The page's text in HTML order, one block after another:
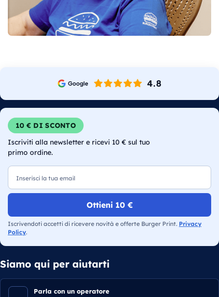
10 € DI SCONTO
Iscriviti alla newsletter e ricevi 10 € sul tuo
primo ordine.
Ottieni 10 €
Iscrivendoti accetti di ricevere novità e offerte Burger Print. Privacy
Policy.
Siamo qui per aiutarti
Parla con un operatore